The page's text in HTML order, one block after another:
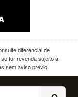
diferencial de
for revenda sujeito a
sem aviso prévio.